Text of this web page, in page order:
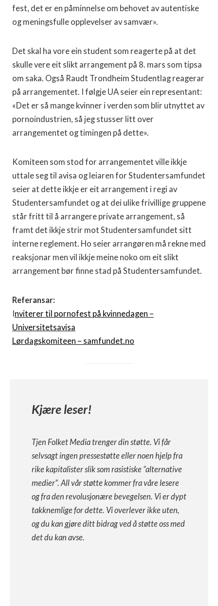
fest, det er en påminnelse om behovet av autentiske
og meningsfulle opplevelser av samvær».
Det skal ha vore ein student som reagerte på at det
skulle vere eit slikt arrangement på 8. mars som tipsa
om saka. Også Raudt Trondheim Studentlag reagerar
på arrangementet. I følgje UA seier ein representant:
«Det er så mange kvinner i verden som blir utnyttet av
pornoindustrien, så jeg stusser litt over
arrangementet og timingen på dette».
Komiteen som stod for arrangementet ville ikkje
uttale seg til avisa og leiaren for Studentersamfundet
seier at dette ikkje er eit arrangement i regi av
Studentersamfundet og at dei ulike frivillige gruppene
står fritt til å arrangere private arrangement, så
framt det ikkje strir mot Studentersamfundet sitt
interne reglement. Ho seier arrangøren må rekne med
reaksjonar men vil ikkje meine noko om eit slikt
arrangement bør finne stad på Studentersamfundet.
Referansar:
nviterer til pornofest på kvinnedagen –
Universitetsavisa
Lørdagskomiteen – samfundet.no
Kjære leser!
Tjen Folket Media trenger din støtte. Vi får
selvsagt ingen pressestøtte eller noen hjelp fra
rike kapitalister slik som rasistiske “alternative
medier”. All vår støtte kommer fra våre lesere
og fra den revolusjonære bevegelsen. Vi er dypt
takknemlige for dette. Vi overlever ikke uten,
og du kan gjøre ditt bidrag ved å støtte oss med
det du kan avse.